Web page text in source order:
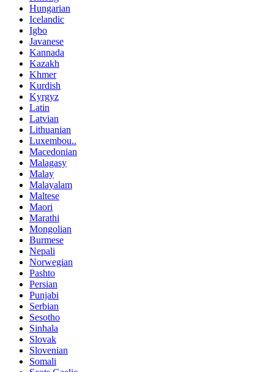
Hungarian
Icelandic
Igbo
Javanese
Kannada
Kazakh
Khmer
Kurdish
Kyrgyz
Latin
Latvian
Lithuanian
Luxembou..
Macedonian
Malagasy
Malay
Malayalam
Maltese
Maori
Marathi
Mongolian
Burmese
Nepali
Norwegian
Pashto
Persian
Punjabi
Serbian
Sesotho
Sinhala
Slovak
Slovenian
Somali